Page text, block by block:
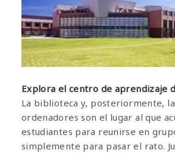
Explora el centro de aprendizaje
La biblioteca y, posteriormente,
ordenadores son el lugar al que
estudiantes para reunirse en
simplemente para pasar el rato.